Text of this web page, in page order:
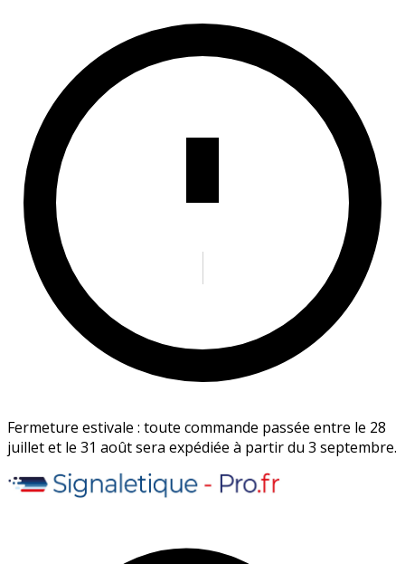
Fermeture estivale : toute commande passée entre le 28
juillet et le 31 août sera expédiée à partir du 3 septembre.